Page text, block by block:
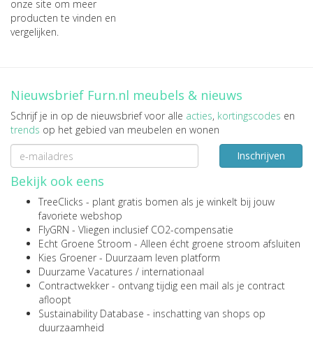
onze site om meer
producten te vinden en
vergelijken.
Nieuwsbrief Furn.nl meubels & nieuws
Schrijf je in op de nieuwsbrief voor alle acties, kortingscodes en
trends op het gebied van meubelen en wonen
Inschrijven
Bekijk ook eens
TreeClicks - plant gratis bomen als je winkelt bij jouw
favoriete webshop
FlyGRN - Vliegen inclusief CO2-compensatie
Echt Groene Stroom - Alleen écht groene stroom afsluiten
Kies Groener - Duurzaam leven platform
Duurzame Vacatures / internationaal
Contractwekker - ontvang tijdig een mail als je contract
afloopt
Sustainability Database - inschatting van shops op
duurzaamheid